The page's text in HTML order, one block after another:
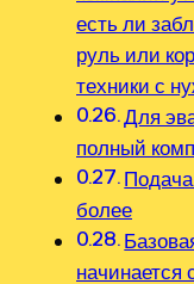
есть ли
руль или
техники с
Для
полный
более
начинается